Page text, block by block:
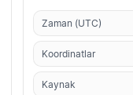
Zaman (UTC)
Koordinatlar
Kaynak